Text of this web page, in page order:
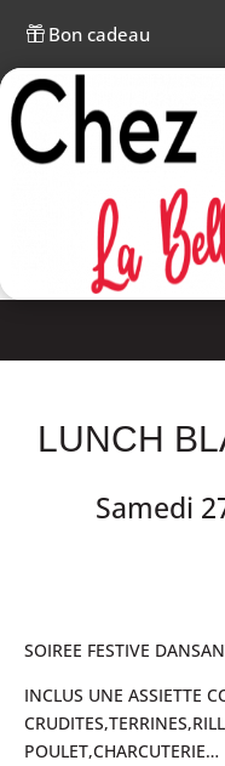
Bon cadeau
LUNCH
Samedi
SOIREE FESTIVE
INCLUS UNE ASSIETTE
POULET,CHARCUTERIE…